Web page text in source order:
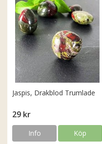
Jaspis, Drakblod Trumlade
29 kr
Info Köp